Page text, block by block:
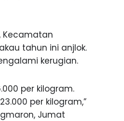
Kecamatan
tahun ini anjlok.
kerugian.
per kilogram.
per kilogram,”
Jumat